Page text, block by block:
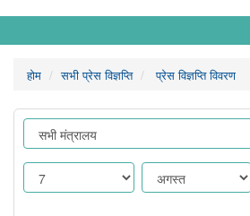
होम सभी प्रेस विज्ञप्ति प्रेस विज्ञप्ति विवरण